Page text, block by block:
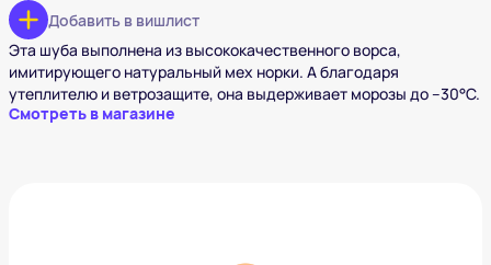
Добавить в вишлист
Эта шуба выполнена из высококачественного ворса,
имитирующего натуральный мех норки. А благодаря
утеплителю и ветрозащите, она выдерживает морозы до –30°C.
Смотреть в магазине